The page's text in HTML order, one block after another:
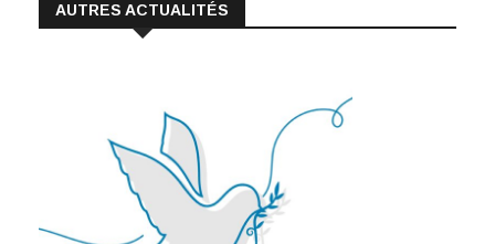
AUTRES ACTUALITÉS